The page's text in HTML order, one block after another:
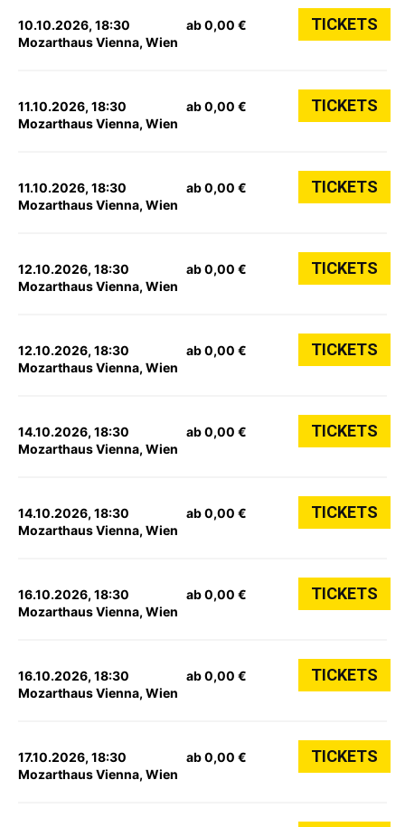
10.10.2026, 18:30
Mozarthaus Vienna, Wien
ab 0,00 € TICKETS
11.10.2026, 18:30
Mozarthaus Vienna, Wien
ab 0,00 € TICKETS
11.10.2026, 18:30
Mozarthaus Vienna, Wien
ab 0,00 € TICKETS
12.10.2026, 18:30
Mozarthaus Vienna, Wien
ab 0,00 € TICKETS
12.10.2026, 18:30
Mozarthaus Vienna, Wien
ab 0,00 € TICKETS
14.10.2026, 18:30
Mozarthaus Vienna, Wien
ab 0,00 € TICKETS
14.10.2026, 18:30
Mozarthaus Vienna, Wien
ab 0,00 € TICKETS
16.10.2026, 18:30
Mozarthaus Vienna, Wien
ab 0,00 € TICKETS
16.10.2026, 18:30
Mozarthaus Vienna, Wien
ab 0,00 € TICKETS
17.10.2026, 18:30
Mozarthaus Vienna, Wien
ab 0,00 € TICKETS